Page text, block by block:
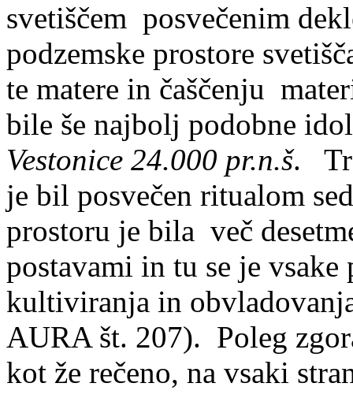
svetiščem posvečenim
podzemske prostore
te matere in čaščenju
bile še najbolj podobne
Vestonice 24.000 pr.n.š.
je bil posvečen ritualom
prostoru je bila več
postavami in tu se je
kultiviranja in
AURAšt. 207). Poleg
kot že rečeno, na vsaki